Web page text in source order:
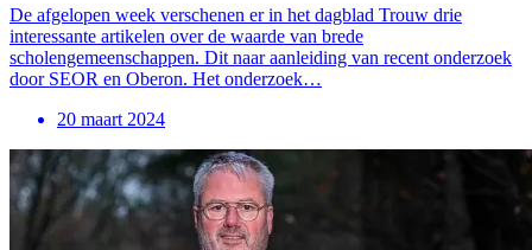
De afgelopen week verschenen er in het dagblad Trouw drie
interessante artikelen over de waarde van brede
scholengemeenschappen. Dit naar aanleiding van recent onderzoek
door SEOR en Oberon. Het onderzoek…
20 maart 2024